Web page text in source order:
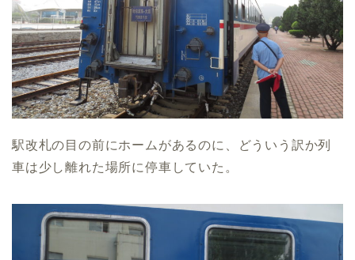
駅改札の目の前にホームがあるのに、どういう訳か列
車は少し離れた場所に停車していた。